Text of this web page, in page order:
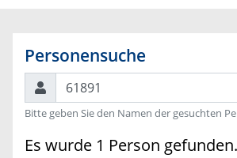
Personensuche
Suchen
Bitte geben Sie den Namen der gesuchten
Es wurde 1 Person gefunden.